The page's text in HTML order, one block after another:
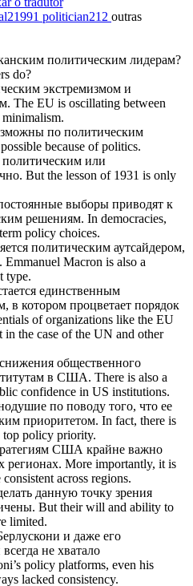
21991 politician212 outras
политическим лидерам?
do?
экстремизмом и
The EU is oscillating between
по политическим
because of politics.
политическим или
But the lesson of 1931 is only
выборы приводят к
решениям. In democracies,
policy choices.
политическим аутсайдером,
Emmanuel Macron is also a
type.
единственным
в котором процветает порядок
of organizations like the EU
in the case of the UN and other
общественного
в США. There is also a
confidence in US institutions.
по поводу того, что ее
приоритетом. In fact, there is
top policy priority.
США крайне важно
регионах. More importantly, it is
across regions.
данную точку зрения
But their will and ability to
limited.
и даже его
не хватало
policy platforms, even his
lacked consistency.